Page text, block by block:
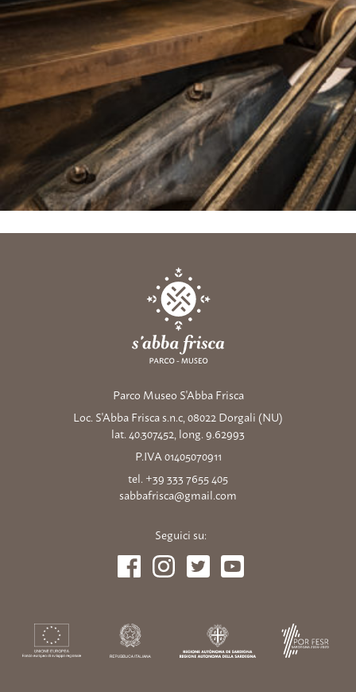
Parco Museo S'Abba Frisca
Loc. S'Abba Frisca s.n.c, 08022 Dorgali (NU)
lat. 40.307452, long. 9.62993
P.IVA 01405070911
tel. +39 333 7655 405
sabbafrisca@gmail.com
Seguici su: